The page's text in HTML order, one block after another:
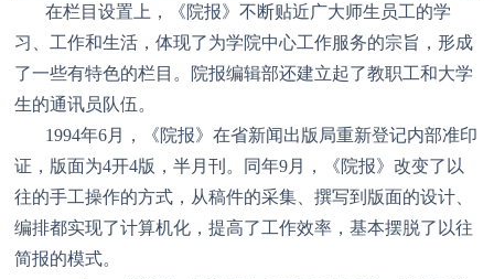
在栏目设置上，《院报》不断贴近广大师生员工的学
习、工作和生活，体现了为学院中心工作服务的宗旨，形成
了一些有特色的栏目。院报编辑部还建立起了教职工和大学
生的通讯员队伍。
1994年6月，《院报》在省新闻出版局重新登记内部准印
证，版面为4开4版，半月刊。同年9月，《院报》改变了以
往的手工操作的方式，从稿件的采集、撰写到版面的设计、
编排都实现了计算机化，提高了工作效率，基本摆脱了以往
简报的模式。